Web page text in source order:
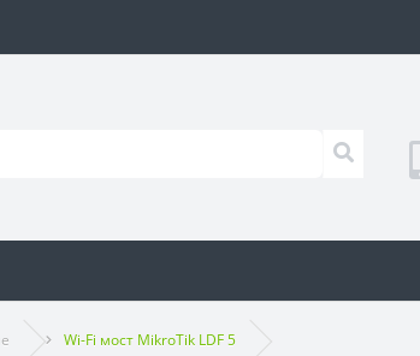
Wi-Fi мост MikroTik LDF 5